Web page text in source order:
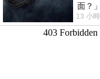
面？
死盯
13 小